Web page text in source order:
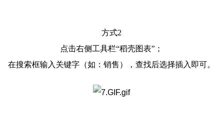
方式2
点击右侧工具栏“稻壳图表”；
在搜索框输入关键字（如：销售），查找后选择插入即可。